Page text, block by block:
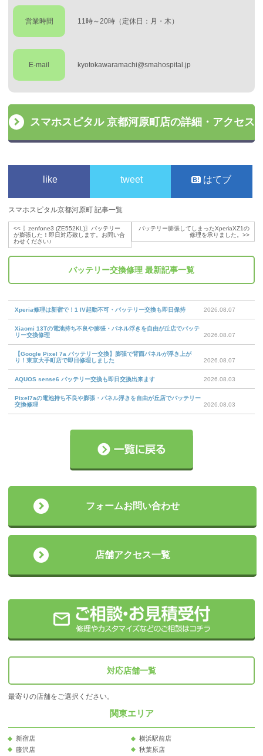
営業時間 11時～20時（定休日：月・木）
E-mail kyotokawaramachi@smahospital.jp
スマホスピタル 京都河原町店の詳細・アクセス
like tweet はてブ
スマホスピタル京都河原町 記事一覧
<< 〖zenfone3 (ZE552KL)〗バッテリー
が膨張した！即日対応致します。お問い合
わせください♪
バッテリー膨張してしまったXperiaXZ1の
修理を承りました。 >>
バッテリー交換修理 最新記事一覧
Xperia修理は新宿で！1 IV起動不可・バッテリー交換も即日保持 2026.08.07
Xiaomi 13Tの電池持ち不良や膨張・パネル浮きを自由が丘店でバッテ
リー交換修理
2026.08.07
【Google Pixel 7a バッテリー交換】膨張で背面パネルが浮き上が
り！東京大手町店で即日修理しました
2026.08.07
AQUOS sense6 バッテリー交換も即日交換出来ます 2026.08.03
Pixel7aの電池持ち不良や膨張・パネル浮きを自由が丘店でバッテリー
交換修理
2026.08.03
フォームお問い合わせ
店舗アクセス一覧
対応店舗一覧
最寄りの店舗をご選択ください。
関東エリア
新宿店
横浜駅前店
藤沢店
秋葉原店